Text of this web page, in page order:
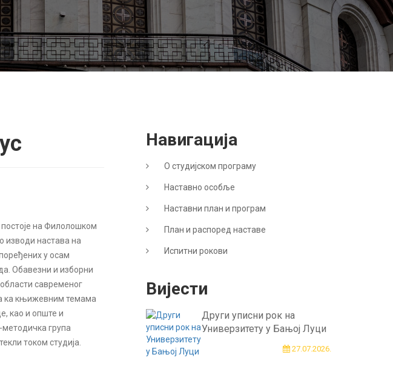
постоје на Филолошком
изводи настава на
у осам
Обавезни и изборни
савременог
ка књижевним темама
као и опште и
група
током студија.
Навигација
О студијском програму
Наставно особље
Наставни план и програм
План и распоред наставе
Испитни рокови
Вијести
Други уписни рок на
Универзитету у Бањој Луци
27.07.2026.